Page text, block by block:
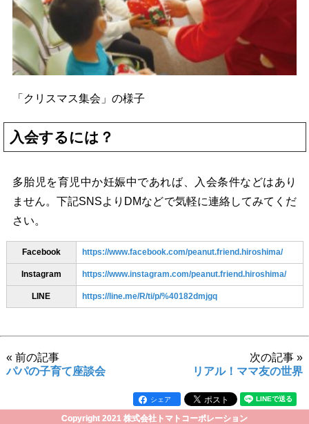
「クリスマス集会」の様子
入会するには？
多胎児を育児中か妊娠中であれば、入会条件などはあり
ません。下記SNSよりDMなどで気軽に連絡してみてくだ
さい。
Facebook https://www.facebook.com/peanut.friend.hiroshima/
Instagram https://www.instagram.com/peanut.friend.hiroshima/
LINE https://line.me/R/ti/p/%40182dmjgq
« 前の記事
パパの子育て座談会
次の記事 »
リアル！ママ友の世界
シェア
Copyright 2021 株式会社トマトコーポレーション